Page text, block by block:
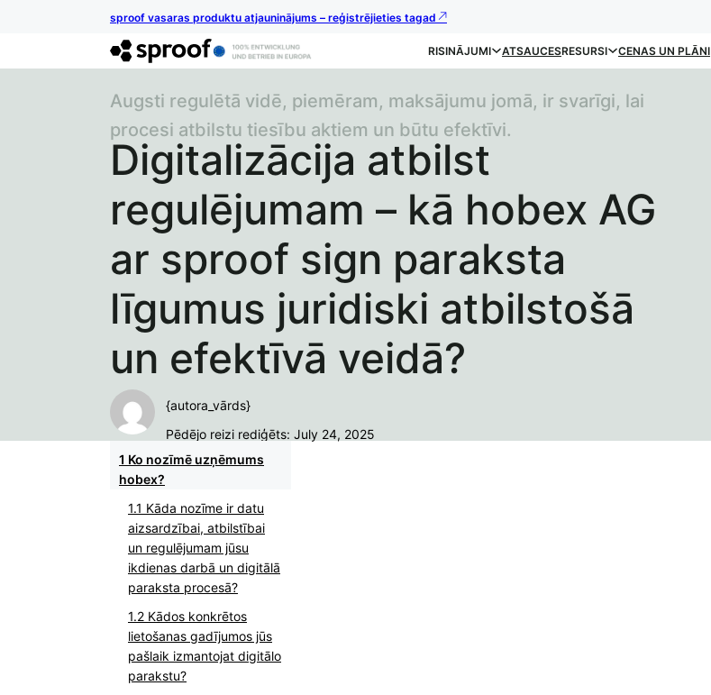
sproof vasaras produktu atjauninājums – reģistrējieties tagad
RISINĀJUMI ATSAUCESRESURSI CENAS UN PLĀNI
Digitalizācija atbilst
regulējumam – kā hobex AG
ar sproof sign paraksta
līgumus juridiski atbilstošā
un efektīvā veidā?
Augsti regulētā vidē, piemēram, maksājumu jomā, ir svarīgi, lai
procesi atbilstu tiesību aktiem un būtu efektīvi.
{autora_vārds}
Pēdējo reizi rediģēts: July 24, 2025
Ko nozīmē uzņēmums
hobex?
Kāda nozīme ir datu
aizsardzībai, atbilstībai
un regulējumam jūsu
ikdienas darbā un digitālā
paraksta procesā?
Kādos konkrētos
lietošanas gadījumos jūs
pašlaik izmantojat digitālo
parakstu?